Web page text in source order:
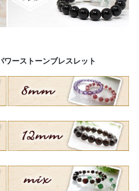
ワーストーンブレスレット